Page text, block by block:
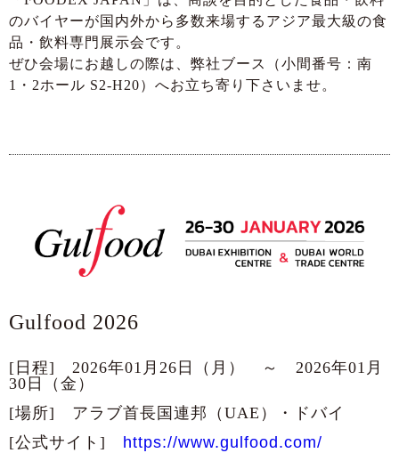
のバイヤーが国内外から多数来場するアジア最大級の食
品・飲料専門展示会です。
ぜひ会場にお越しの際は、弊社ブース（小間番号：南
1・2ホール S2-H20）へお立ち寄り下さいませ。
Gulfood 2026
[日程] 2026年01月26日（月） ～ 2026年01月
30日（金）
[場所] アラブ首長国連邦（UAE）・ドバイ
[公式サイト] https://www.gulfood.com/